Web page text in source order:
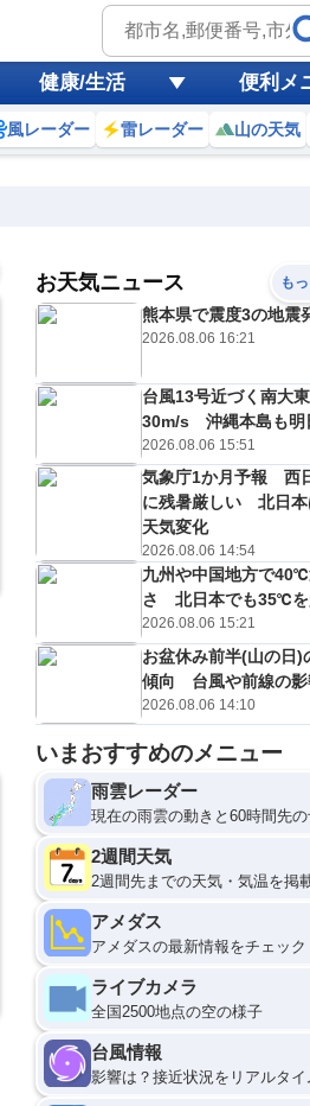
健康/生活 便利メ
風レーダー 雷レーダー 山の天気
8
ミリ
31
m/s
9
0 ミリ
32
3m/s
0 ミリ
33
m/s
お天気ニュース も
熊本県で震度3の地震
2026.08.06 16:21
台風13号近づく南大
30m/s 沖縄本島も明
2026.08.06 15:51
気象庁1か月予報 西
に残暑厳しい 北日本
天気変化
2026.08.06 14:54
九州や中国地方で
さ 北日本でも35℃を
2026.08.06 15:21
お盆休み前半(山の日)
傾向 台風や前線の影
2026.08.06 14:10
いまおすすめのメニュー
雨雲レーダー
現在の雨雲の動きと60時間先の
2週間天気
2週間先までの天気・気温を掲
アメダス
アメダスの最新情報をチェック
ライブカメラ
全国2500地点の空の様子
台風情報
影響は？接近状況をリアルタイ